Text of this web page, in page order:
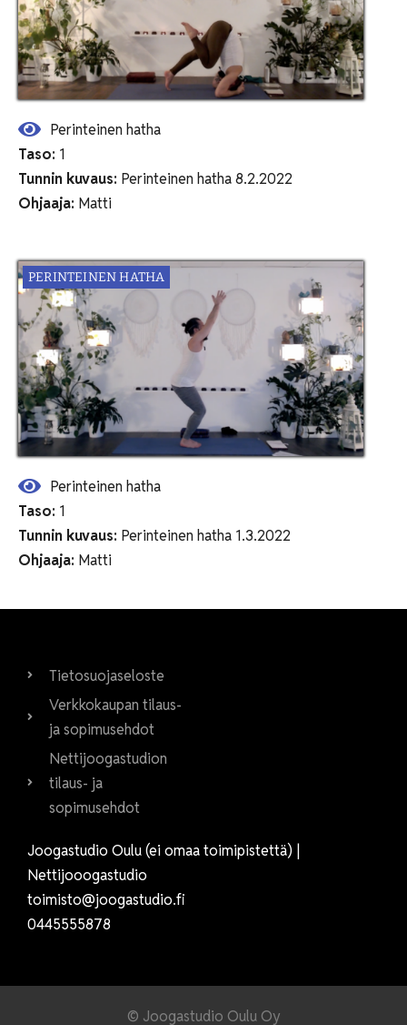
Perinteinen hatha
Taso: 1
Tunnin kuvaus: Perinteinen hatha 8.2.2022
Ohjaaja: Matti
PERINTEINEN HATHA
Perinteinen hatha
Taso: 1
Tunnin kuvaus: Perinteinen hatha 1.3.2022
Ohjaaja: Matti
Tietosuojaseloste
Verkkokaupan tilaus-
ja sopimusehdot
Nettijoogastudion
tilaus- ja
sopimusehdot
Joogastudio Oulu (ei omaa toimipistettä) |
Nettijooogastudio
toimisto@joogastudio.fi
0445555878
© Joogastudio Oulu Oy